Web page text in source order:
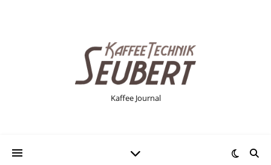
Kaffee Journal